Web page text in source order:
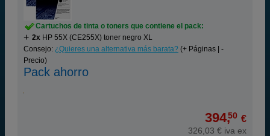
Cartuchos de tinta o toners que contiene el pack:
2x HP 55X (CE255X) toner negro XL
Consejo: ¿Quieres una alternativa más barata? (+ Páginas | -
Precio)
Pack ahorro
394,50 €
326,03 € iva ex